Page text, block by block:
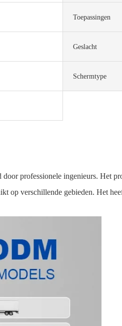
Toepassingen
Geslacht
Schermtype
professionele ingenieurs. Het
op verschillende gebieden. Het